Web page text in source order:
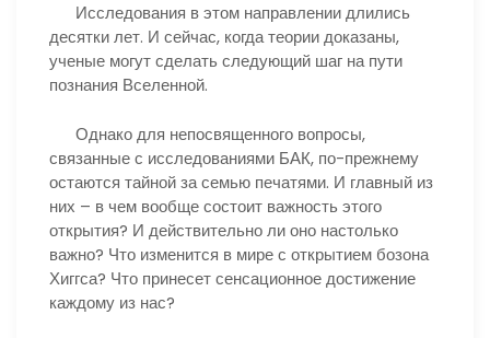
Исследования в этом направлении длились
десятки лет. И сейчас, когда теории доказаны,
ученые могут сделать следующий шаг на пути
познания Вселенной.
Однако для непосвященного вопросы,
связанные с исследованиями БАК, по-прежнему
остаются тайной за семью печатями. И главный из
них – в чем вообще состоит важность этого
открытия? И действительно ли оно настолько
важно? Что изменится в мире с открытием бозона
Хиггса? Что принесет сенсационное достижение
каждому из нас?